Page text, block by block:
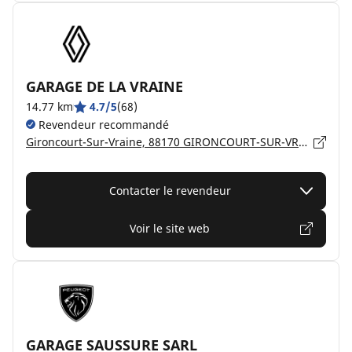
GARAGE DE LA VRAINE
14.77 km 4.7/5(68)
Revendeur recommandé
Gironcourt-Sur-Vraine, 88170 GIRONCOURT-SUR-VRAINE
Contacter le revendeur
Voir le site web
GARAGE SAUSSURE SARL